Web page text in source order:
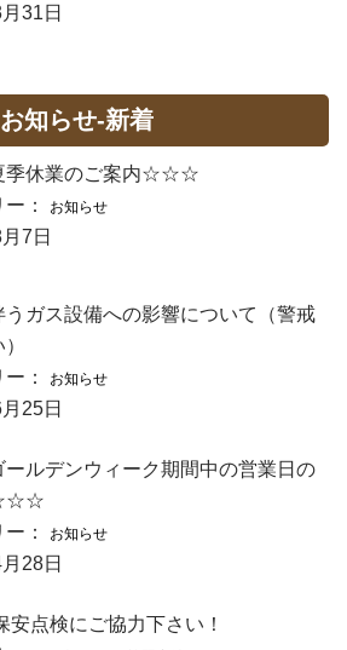
31日
お知らせ-新着
休業のご案内☆☆☆
：
お知らせ
7日
うガス設備への影響について（警戒
：
お知らせ
25日
ルデンウィーク期間中の営業日の
：
お知らせ
28日
安点検にご協力下さい！